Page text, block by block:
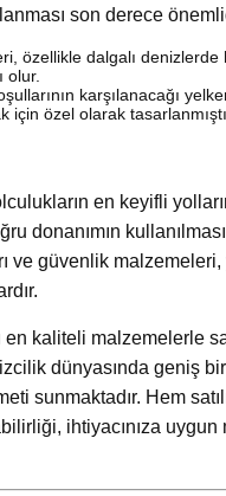
son derece
özellikle dalgalı
olur.
karşılanacağı
için özel olarak
en keyifli
donanımın
ve güvenlik
en kaliteli malzemelerle
dünyasında geniş
sunmaktadır. Hem
ihtiyacınıza